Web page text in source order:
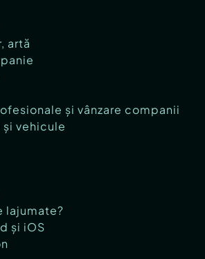
artă
și vânzare companii
vehicule
lajumate?
și iOS